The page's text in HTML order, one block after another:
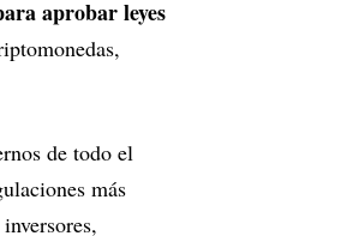
aprobar leyes
de todo el
más